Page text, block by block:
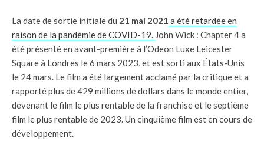
La date de sortie initiale du 21 mai 2021 a été retardée en
raison de la pandémie de COVID-19. John Wick : Chapter 4 a
été présenté en avant-première à l’Odeon Luxe Leicester
Square à Londres le 6 mars 2023, et est sorti aux États-Unis
le 24 mars. Le film a été largement acclamé par la critique et a
rapporté plus de 429 millions de dollars dans le monde entier,
devenant le film le plus rentable de la franchise et le septième
film le plus rentable de 2023. Un cinquième film est en cours de
développement.